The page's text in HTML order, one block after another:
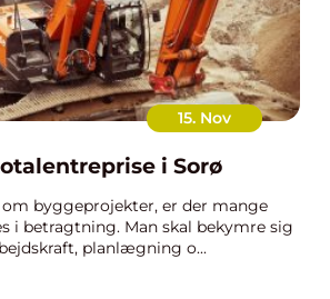
15. Nov
i Sorø
byggeprojekter, er der mange
i betragtning. Man skal bekymre sig
planlægning o...